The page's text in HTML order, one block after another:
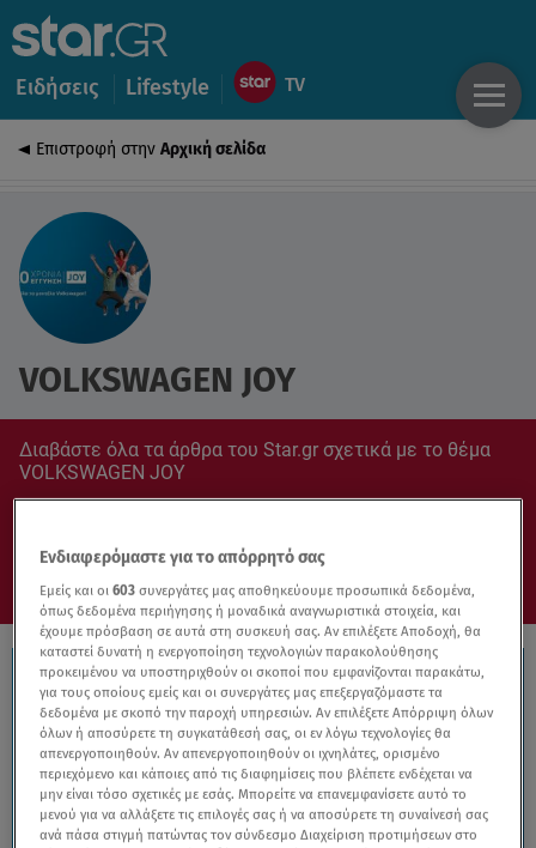
Ειδήσεις Lifestyle
Επιστροφή στην Αρχική σελίδα
VOLKSWAGEN JOY
Διαβάστε όλα τα άρθρα του Star.gr σχετικά με το θέμα
VOLKSWAGEN JOY
Ενδιαφερόμαστε για το απόρρητό σας
Εμείς και οι603 συνεργάτες μας αποθηκεύουμε προσωπικά δεδομένα,
όπως δεδομένα περιήγησης ή μοναδικά αναγνωριστικά στοιχεία, και
έχουμε πρόσβαση σε αυτά στη συσκευή σας. Αν επιλέξετε Αποδοχή, θα
καταστεί δυνατή η ενεργοποίηση τεχνολογιών παρακολούθησης
προκειμένου να υποστηριχθούν οι σκοποί που εμφανίζονται παρακάτω,
για τους οποίους εμείς και οι συνεργάτες μας επεξεργαζόμαστε τα
δεδομένα με σκοπό την παροχή υπηρεσιών. Αν επιλέξετε Απόρριψη όλων
όλων ή αποσύρετε τη συγκατάθεσή σας, οι εν λόγω τεχνολογίες θα
απενεργοποιηθούν. Αν απενεργοποιηθούν οι ιχνηλάτες, ορισμένο
περιεχόμενο και κάποιες από τις διαφημίσεις που βλέπετε ενδέχεται να
μην είναι τόσο σχετικές με εσάς. Μπορείτε να επανεμφανίσετε αυτό το
μενού για να αλλάξετε τις επιλογές σας ή να αποσύρετε τη συναίνεσή σας
ανά πάσα στιγμή πατώντας τον σύνδεσμο Διαχείριση προτιμήσεων στο